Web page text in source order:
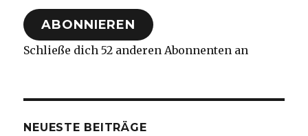
Adresse
ABONNIEREN
Schließe dich 52 anderen Abonnenten an
NEUESTE BEITRÄGE